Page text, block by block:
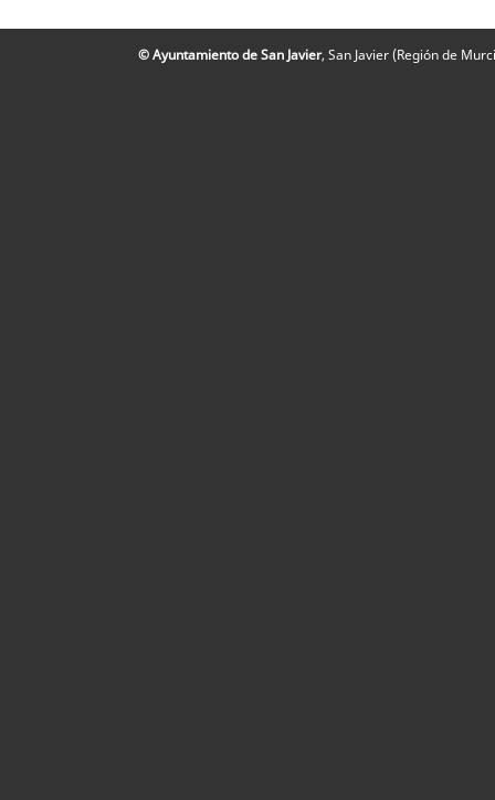
© Ayuntamiento de San Javier, San Javier (Región de